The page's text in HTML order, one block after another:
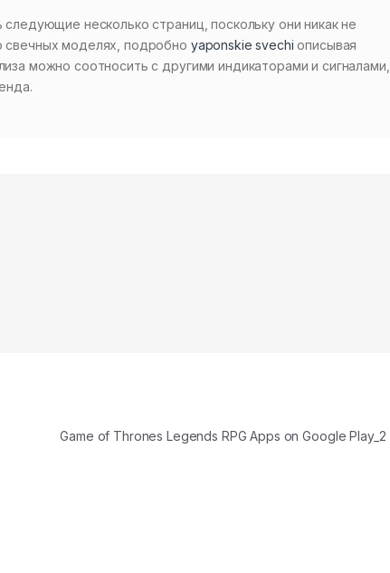
несколько страниц, поскольку они никак не
свечных моделях, подробно yaponskie svechi описывая
можно соотносить с другими индикаторами и сигналами,
Game of Thrones Legends RPG Apps on Google Play_2